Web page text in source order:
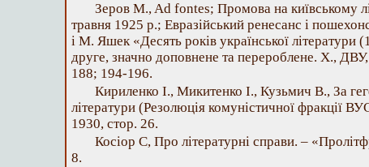
Зеров M., Ad fontes; Промова на київському
травня 1925 p.; Евразійський ренесанс і
і М. Яшек «Десять років української
друге, значно доповнене та перероблене. X.,
188; 194-196.
Кириленко І., Микитенко І., Кузьмич В., За
літератури (Резолюція комуністичної фракції
1930, стор. 26.
Косіор С, Про літературні справи. –
8.